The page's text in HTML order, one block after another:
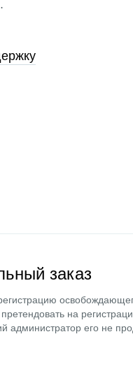
заказ
на
администратор его не